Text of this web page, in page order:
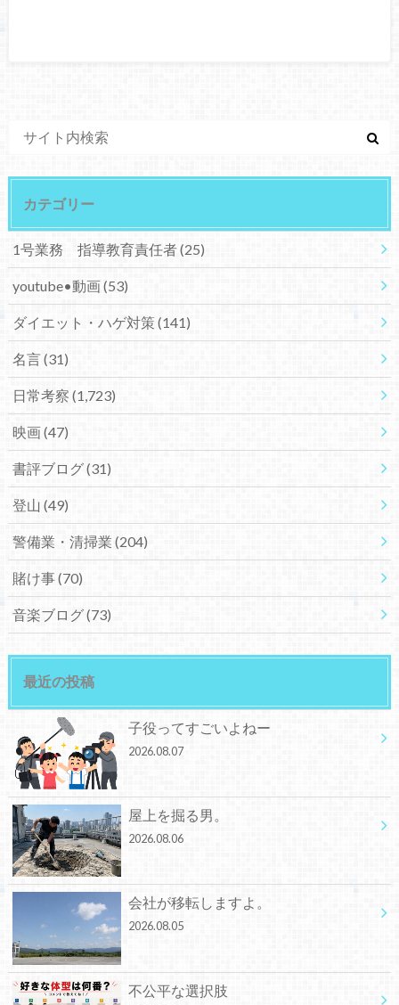
カテゴリー
1号業務 指導教育責任者(25)
youtube•動画(53)
ダイエット・ハゲ対策(141)
名言(31)
日常考察 (1,723)
映画(47)
書評ブログ(31)
登山 (49)
警備業・清掃業 (204)
賭け事(70)
音楽ブログ(73)
最近の投稿
子役ってすごいよねー
2026.08.07
屋上を掘る男。
2026.08.06
会社が移転しますよ。
2026.08.05
不公平な選択肢